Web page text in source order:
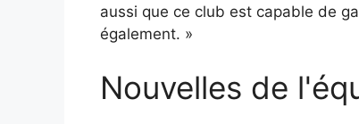
aussi que ce club est capable de
également. »
Nouvelles de